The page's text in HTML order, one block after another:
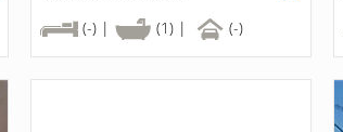
(-) |
(1) | (-)